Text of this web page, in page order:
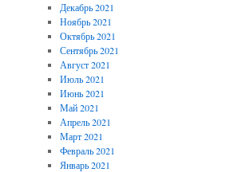
Декабрь 2021
Ноябрь 2021
Октябрь 2021
Сентябрь 2021
Август 2021
Июль 2021
Июнь 2021
Май 2021
Апрель 2021
Март 2021
Февраль 2021
Январь 2021